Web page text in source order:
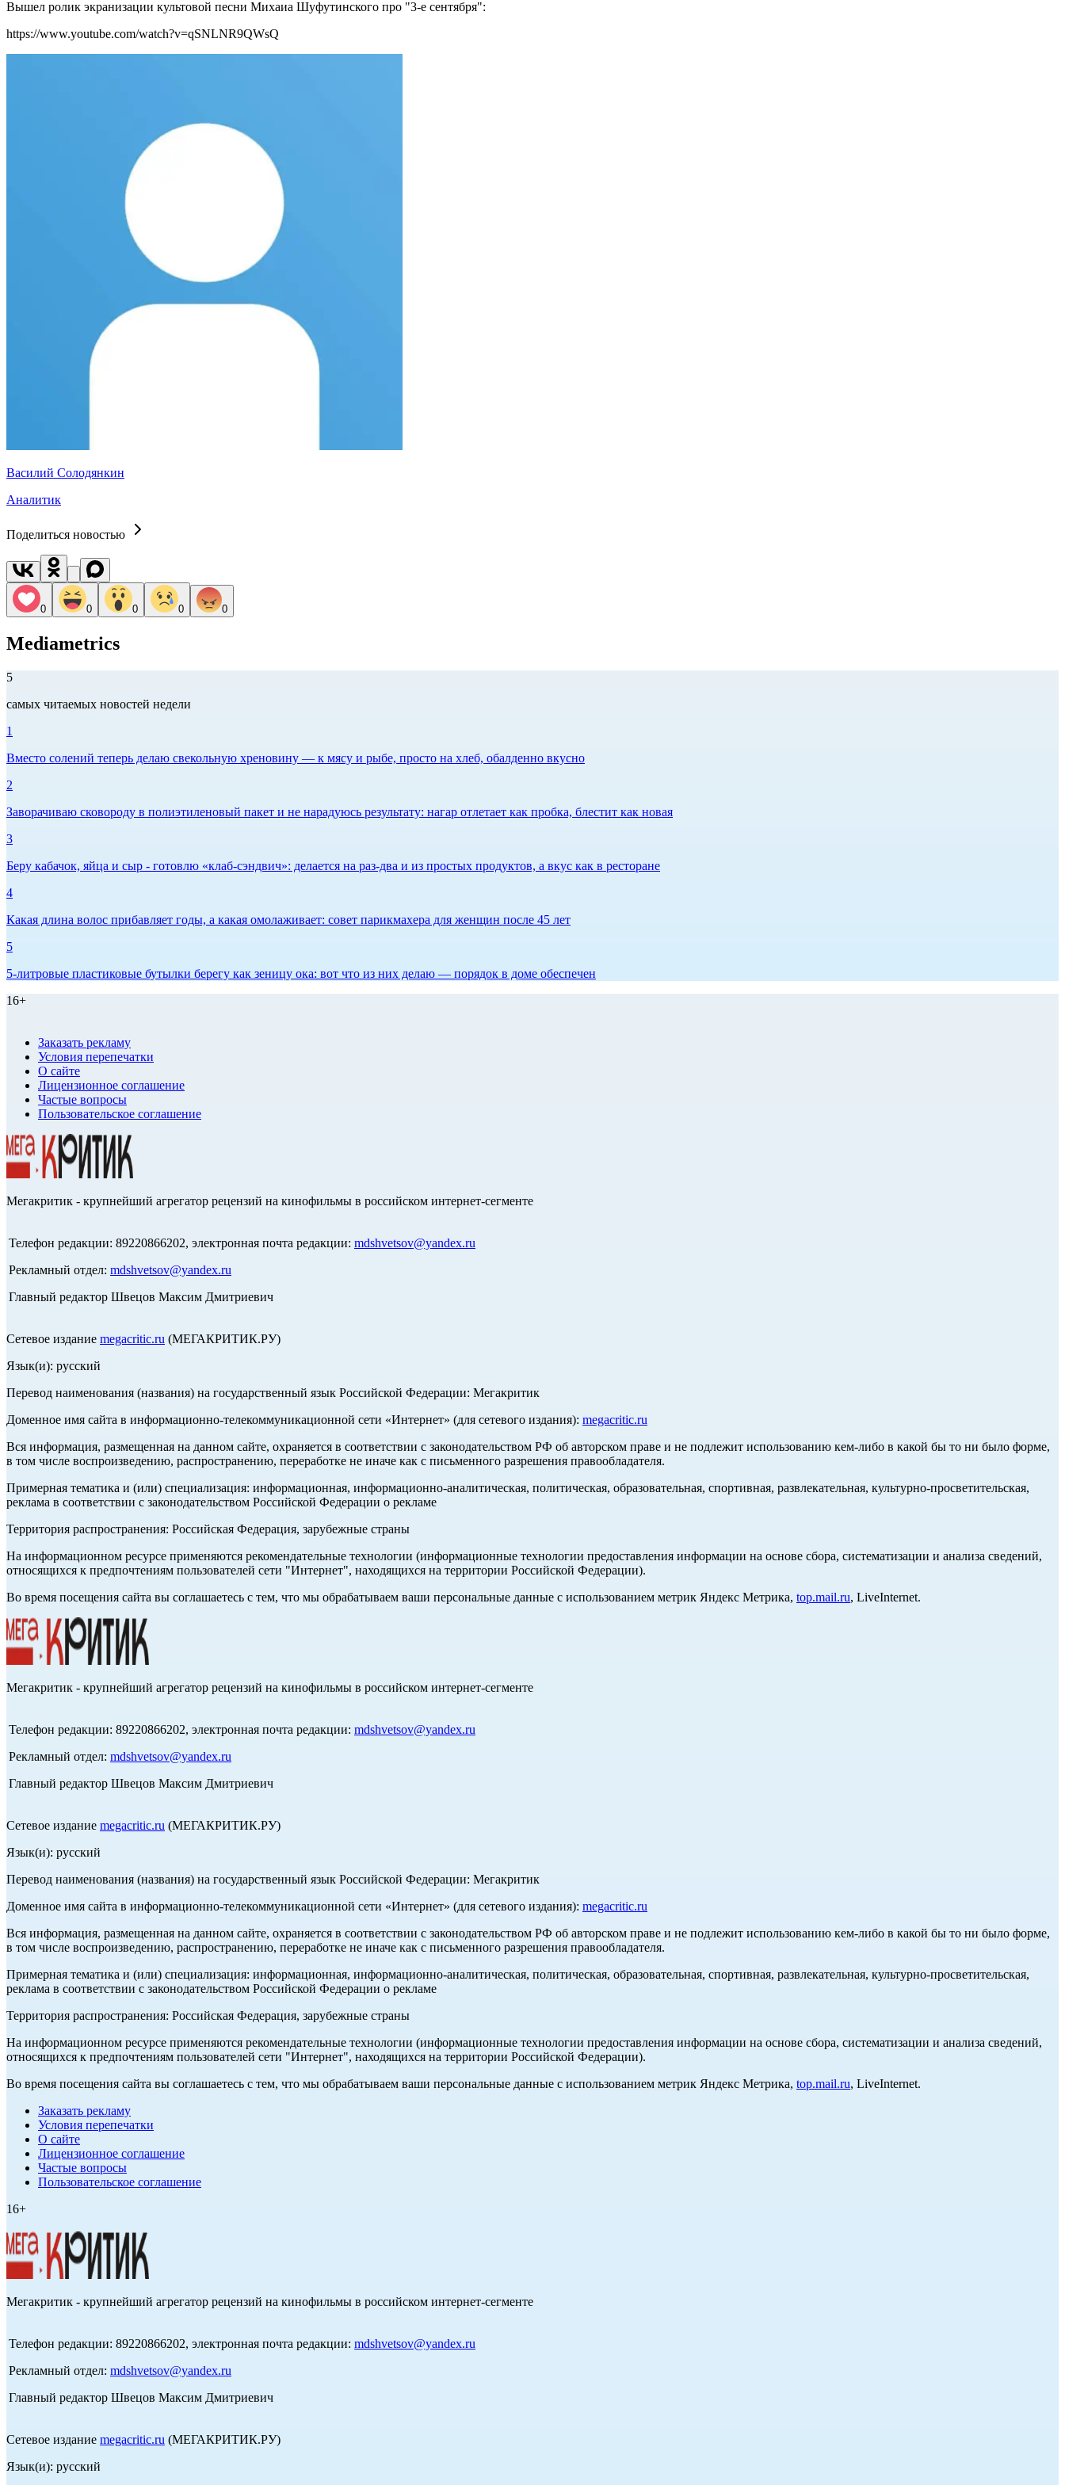
Вышел ролик экранизации культовой песни Михаиа Шуфутинского про "3-е сентября":
https://www.youtube.com/watch?v=qSNLNR9QWsQ
Василий Солодянкин
Аналитик
Поделиться новостью
0 0 0 0 0
Mediametrics
5
самых читаемых новостей недели
1
Вместо солений теперь делаю свекольную хреновину — к мясу и рыбе, просто на хлеб, обалденно вкусно
2
Заворачиваю сковороду в полиэтиленовый пакет и не нарадуюсь результату: нагар отлетает как пробка, блестит как новая
3
Беру кабачок, яйца и сыр - готовлю «клаб-сэндвич»: делается на раз-два и из простых продуктов, а вкус как в ресторане
4
Какая длина волос прибавляет годы, а какая омолаживает: совет парикмахера для женщин после 45 лет
5
5-литровые пластиковые бутылки берегу как зеницу ока: вот что из них делаю — порядок в доме обеспечен
16+
Заказать рекламу
Условия перепечатки
О сайте
Лицензионное соглашение
Частые вопросы
Пользовательское соглашение
Мегакритик - крупнейший агрегатор рецензий на кинофильмы в российском интернет-сегменте
Телефон редакции: 89220866202, электронная почта редакции: mdshvetsov@yandex.ru
Рекламный отдел: mdshvetsov@yandex.ru
Главный редактор Швецов Максим Дмитриевич
Сетевое издание megacritic.ru (МЕГАКРИТИК.РУ)
Язык(и): русский
Перевод наименования (названия) на государственный язык Российской Федерации: Мегакритик
Доменное имя сайта в информационно-телекоммуникационной сети «Интернет» (для сетевого издания): megacritic.ru
Вся информация, размещенная на данном сайте, охраняется в соответствии с законодательством РФ об авторском праве и не подлежит использованию кем-либо в какой бы то ни было форме,
в том числе воспроизведению, распространению, переработке не иначе как с письменного разрешения правообладателя.
Примерная тематика и (или) специализация: информационная, информационно-аналитическая, политическая, образовательная, спортивная, развлекательная, культурно-просветительская,
реклама в соответствии с законодательством Российской Федерации о рекламе
Территория распространения: Российская Федерация, зарубежные страны
На информационном ресурсе применяются рекомендательные технологии (информационные технологии предоставления информации на основе сбора, систематизации и анализа сведений,
относящихся к предпочтениям пользователей сети "Интернет", находящихся на территории Российской Федерации).
Во время посещения сайта вы соглашаетесь с тем, что мы обрабатываем ваши персональные данные с использованием метрик Яндекс Метрика, top.mail.ru, LiveInternet.
Мегакритик - крупнейший агрегатор рецензий на кинофильмы в российском интернет-сегменте
Телефон редакции: 89220866202, электронная почта редакции: mdshvetsov@yandex.ru
Рекламный отдел: mdshvetsov@yandex.ru
Главный редактор Швецов Максим Дмитриевич
Сетевое издание megacritic.ru (МЕГАКРИТИК.РУ)
Язык(и): русский
Перевод наименования (названия) на государственный язык Российской Федерации: Мегакритик
Доменное имя сайта в информационно-телекоммуникационной сети «Интернет» (для сетевого издания): megacritic.ru
Вся информация, размещенная на данном сайте, охраняется в соответствии с законодательством РФ об авторском праве и не подлежит использованию кем-либо в какой бы то ни было форме,
в том числе воспроизведению, распространению, переработке не иначе как с письменного разрешения правообладателя.
Примерная тематика и (или) специализация: информационная, информационно-аналитическая, политическая, образовательная, спортивная, развлекательная, культурно-просветительская,
реклама в соответствии с законодательством Российской Федерации о рекламе
Территория распространения: Российская Федерация, зарубежные страны
На информационном ресурсе применяются рекомендательные технологии (информационные технологии предоставления информации на основе сбора, систематизации и анализа сведений,
относящихся к предпочтениям пользователей сети "Интернет", находящихся на территории Российской Федерации).
Во время посещения сайта вы соглашаетесь с тем, что мы обрабатываем ваши персональные данные с использованием метрик Яндекс Метрика, top.mail.ru, LiveInternet.
Заказать рекламу
Условия перепечатки
О сайте
Лицензионное соглашение
Частые вопросы
Пользовательское соглашение
16+
Мегакритик - крупнейший агрегатор рецензий на кинофильмы в российском интернет-сегменте
Телефон редакции: 89220866202, электронная почта редакции: mdshvetsov@yandex.ru
Рекламный отдел: mdshvetsov@yandex.ru
Главный редактор Швецов Максим Дмитриевич
Сетевое издание megacritic.ru (МЕГАКРИТИК.РУ)
Язык(и): русский